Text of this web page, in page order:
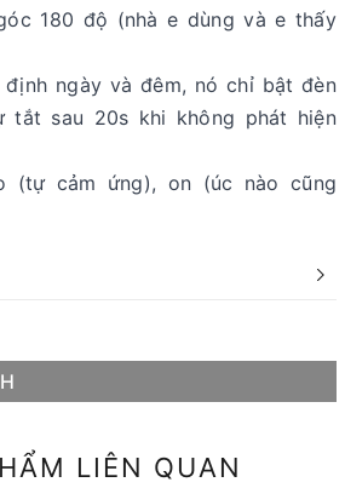
180 độ (nhà e dùng và e thấy
ngày và đêm, nó chỉ bật đèn
tắt sau 20s khi không phát hiện
(tự cảm ứng), on (úc nào cũng
LIÊN QUAN